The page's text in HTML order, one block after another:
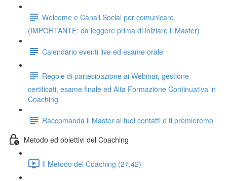
Welcome e Canali Social per comunicare
(IMPORTANTE: da leggere prima di iniziare il Master)
Calendario eventi live ed esame orale
Regole di partecipazione ai Webinar, gestione
certificati, esame finale ed Alta Formazione Continuativa in
Coaching
Raccomanda il Master ai tuoi contatti e ti premieremo
Metodo ed obiettivi del Coaching
Il Metodo del Coaching (27:42)